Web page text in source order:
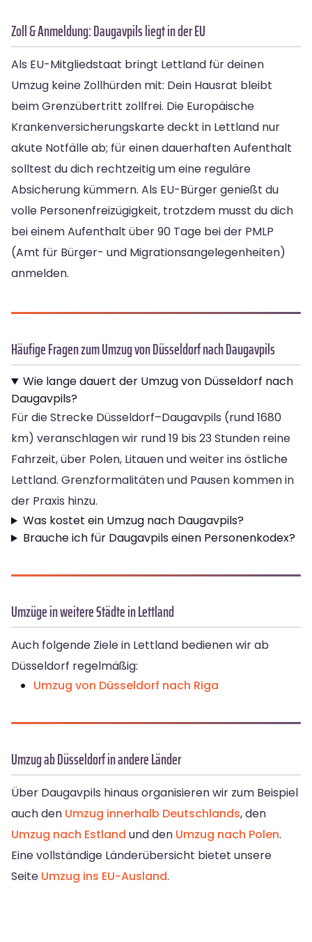
Zoll & Anmeldung: Daugavpils liegt in der EU
Als EU-Mitgliedstaat bringt Lettland für deinen
Umzug keine Zollhürden mit: Dein Hausrat bleibt
beim Grenzübertritt zollfrei. Die Europäische
Krankenversicherungskarte deckt in Lettland nur
akute Notfälle ab; für einen dauerhaften Aufenthalt
solltest du dich rechtzeitig um eine reguläre
Absicherung kümmern. Als EU-Bürger genießt du
volle Personenfreizügigkeit, trotzdem musst du dich
bei einem Aufenthalt über 90 Tage bei der PMLP
(Amt für Bürger- und Migrationsangelegenheiten)
anmelden.
Häufige Fragen zum Umzug von Düsseldorf nach Daugavpils
Wie lange dauert der Umzug von Düsseldorf nach
Daugavpils?
Für die Strecke Düsseldorf–Daugavpils (rund 1680
km) veranschlagen wir rund 19 bis 23 Stunden reine
Fahrzeit, über Polen, Litauen und weiter ins östliche
Lettland. Grenzformalitäten und Pausen kommen in
der Praxis hinzu.
Was kostet ein Umzug nach Daugavpils?
Brauche ich für Daugavpils einen Personenkodex?
Umzüge in weitere Städte in Lettland
Auch folgende Ziele in Lettland bedienen wir ab
Düsseldorf regelmäßig:
Umzug von Düsseldorf nach Riga
Umzug ab Düsseldorf in andere Länder
Über Daugavpils hinaus organisieren wir zum Beispiel
auch den Umzug innerhalb Deutschlands, den
Umzug nach Estland und den Umzug nach Polen.
Eine vollständige Länderübersicht bietet unsere
Seite Umzug ins EU-Ausland.